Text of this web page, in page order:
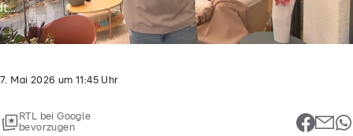
7. Mai 2026 um 11:45 Uhr
RTL bei Google
bevorzugen